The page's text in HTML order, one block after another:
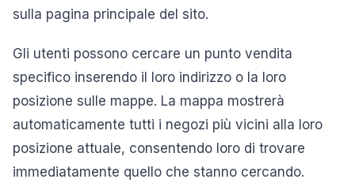
sulla pagina principale del sito.
Gli utenti possono cercare un punto vendita
specifico inserendo il loro indirizzo o la loro
posizione sulle mappe. La mappa mostrerà
automaticamente tutti i negozi più vicini alla loro
posizione attuale, consentendo loro di trovare
immediatamente quello che stanno cercando.